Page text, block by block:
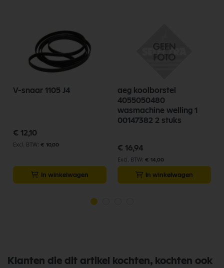
V-snaar 1105 J4
€ 12,10
€ 10,00
In winkelwagen
aeg koolborstel
4055050480
wasmachine welling 1
00147382 2 stuks
€ 16,94
€ 14,00
In winkelwagen
Klanten die dit artikel kochten, kochten ook